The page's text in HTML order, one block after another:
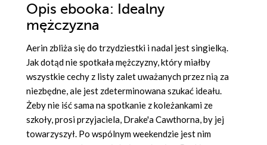
Opis ebooka: Idealny
mężczyzna
Aerin zbliża się do trzydziestki i nadal jest singielką.
Jak dotąd nie spotkała mężczyzny, który miałby
wszystkie cechy z listy zalet uważanych przez nią za
niezbędne, ale jest zdeterminowana szukać ideału.
Żeby nie iść sama na spotkanie z koleżankami ze
szkoły, prosi przyjaciela, Drake'a Cawthorna, by jej
towarzyszył. Po wspólnym weekendzie jest nim